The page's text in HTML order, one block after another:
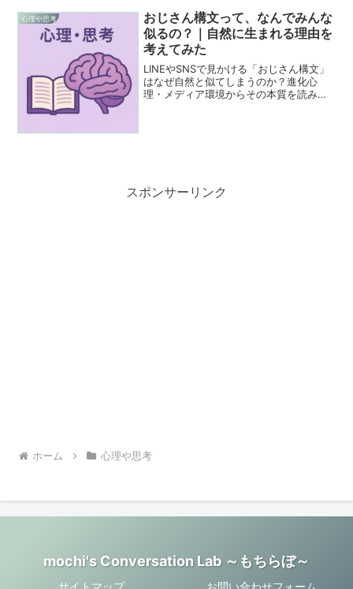
心理や思考
おじさん構文って、なんでみんな
似るの？｜自然に生まれる理由を
考えてみた
LINEやSNSで見かける「おじさん構文」
はなぜ自然と似てしまうのか？進化心
理・メディア環境からその本質を読み解
スポンサーリンク
ホーム 心理や思考
mochi's Conversation Lab ～もちらぼ～
サイトマップ お問い合わせフォーム